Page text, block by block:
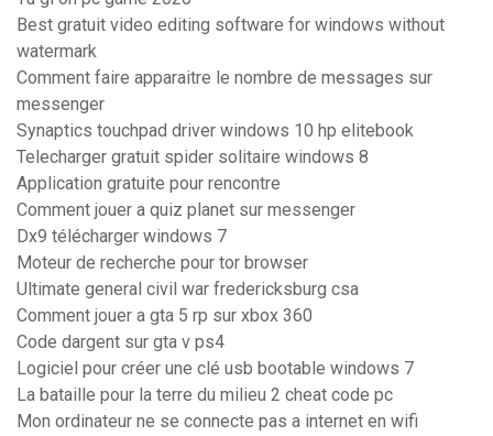
Best gratuit video editing software for windows without
watermark
Comment faire apparaitre le nombre de messages sur
messenger
Synaptics touchpad driver windows 10 hp elitebook
Telecharger gratuit spider solitaire windows 8
Application gratuite pour rencontre
Comment jouer a quiz planet sur messenger
Dx9 télécharger windows 7
Moteur de recherche pour tor browser
Ultimate general civil war fredericksburg csa
Comment jouer a gta 5 rp sur xbox 360
Code dargent sur gta v ps4
Logiciel pour créer une clé usb bootable windows 7
La bataille pour la terre du milieu 2 cheat code pc
Mon ordinateur ne se connecte pas a internet en wifi